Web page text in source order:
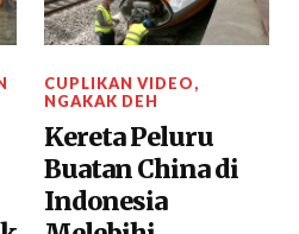
CUPLIKAN VIDEO,
NGAKAK DEH
Kereta Peluru
Buatan China di
Indonesia